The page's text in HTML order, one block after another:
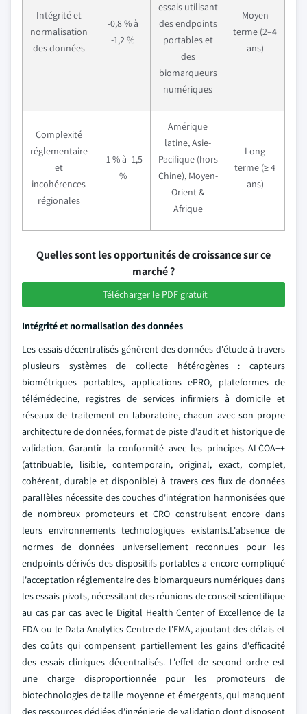
Intégrité et
normalisation
des données
-0,8 % à
-1,2 %
essais utilisant
des endpoints
portables et
des
biomarqueurs
numériques
Moyen
terme (2–4
ans)
Complexité
réglementaire
et
incohérences
régionales
-1 % à -1,5
%
Amérique
latine, Asie-
Pacifique (hors
Chine), Moyen-
Orient &
Afrique
Long
terme (≥ 4
ans)
Quelles sont les opportunités de croissance sur ce
marché ?
Télécharger le PDF gratuit
Intégrité et normalisation des données
Les essais décentralisés génèrent des données d'étude à travers
plusieurs systèmes de collecte hétérogènes : capteurs
biométriques portables, applications ePRO, plateformes de
télémédecine, registres de services infirmiers à domicile et
réseaux de traitement en laboratoire, chacun avec son propre
architecture de données, format de piste d'audit et historique de
validation. Garantir la conformité avec les principes ALCOA++
(attribuable, lisible, contemporain, original, exact, complet,
cohérent, durable et disponible) à travers ces flux de données
parallèles nécessite des couches d'intégration harmonisées que
de nombreux promoteurs et CRO construisent encore dans
leurs environnements technologiques existants.L'absence de
normes de données universellement reconnues pour les
endpoints dérivés des dispositifs portables a encore compliqué
l'acceptation réglementaire des biomarqueurs numériques dans
les essais pivots, nécessitant des réunions de conseil scientifique
au cas par cas avec le Digital Health Center of Excellence de la
FDA ou le Data Analytics Centre de l'EMA, ajoutant des délais et
des coûts qui compensent partiellement les gains d'efficacité
des essais cliniques décentralisés. L'effet de second ordre est
une charge disproportionnée pour les promoteurs de
biotechnologies de taille moyenne et émergents, qui manquent
des ressources dédiées d'ingénierie de validation dont disposent